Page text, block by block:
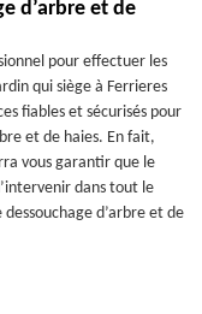
d’arbre et de
pour effectuer les
qui siège à Ferrieres
fiables et sécurisés pour
et de haies. En fait,
vous garantir que le
dans tout le
d’arbre et de